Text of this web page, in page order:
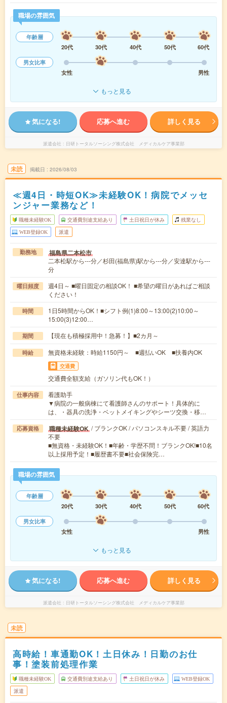
職場の雰囲気
年齢層
20代
30代 40代 50代
60代
男女比率
女性
男性
もっと見る
気になる! 応募へ進む 詳しく見る
派遣会社 日研トータルソーシング株式会社 メディカルケア事業部
未読 掲載日 2026/08/03
≪週4日・時短OK≫未経験OK！病院でメッセ
ンジャー業務など！
職種未経験OK 交通費別途支給あり 土日祝日が休み 残業なし
WEB登録OK 派遣
勤務地 福島県二本松市
二本松駅から---分／杉田(福島県)駅から---分／安達駅から---
分
曜日頻度
週4日～ ■曜日固定の相談OK！ ■希望の曜日があればご相談
ください！
時間
1日5時間からOK！■シフト例(1)8:00～13:00(2)10:00～
15:00(3)12:00…
期間 【現在も積極採用中！急募！】■2カ月～
時給 無資格未経験：時給1150円～ ■週払いOK ■扶養内OK
交通費
交通費全額支給（ガソリン代もOK！）
仕事内容
看護助手
▼病院の一般病棟にて看護師さんのサポート！具体的に
は、・器具の洗浄・ベットメイキングやシーツ交換・移…
応募資格 職種未経験OK / ブランクOK / パソコンスキル不要 / 英語力
不要
■無資格・未経験OK！■年齢・学歴不問！ブランクOK!■10名
以上採用予定！■履歴書不要■社会保険完…
職場の雰囲気
年齢層
20代
30代 40代 50代
60代
男女比率
女性
男性
もっと見る
気になる! 応募へ進む 詳しく見る
派遣会社 日研トータルソーシング株式会社 メディカルケア事業部
未読
高時給！車通勤OK！土日休み！日勤のお仕
事！塗装前処理作業
職種未経験OK 交通費別途支給あり 土日祝日が休み WEB登録OK
派遣